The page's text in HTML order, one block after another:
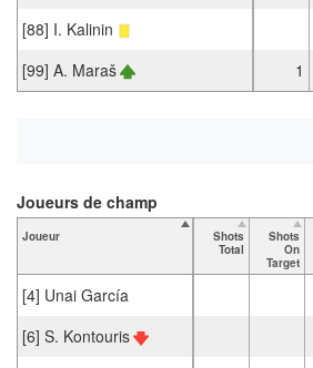
[88] I. Kalinin
[99] A. Maraš
1
Joueur
Shots
Total
Shots
On
Target
[4] Unai García
[6] S. Kontouris
Joueurs de champ